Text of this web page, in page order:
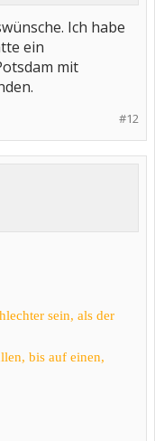
Ich habe
ein
mit
#12
sein, als der
bis auf einen,